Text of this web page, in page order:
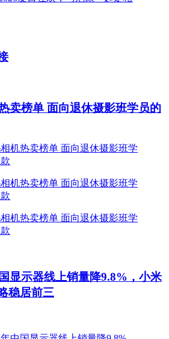
卖榜单 面向退休摄影班学员的
显示器线上销量降9.8%，小米
稳居前三